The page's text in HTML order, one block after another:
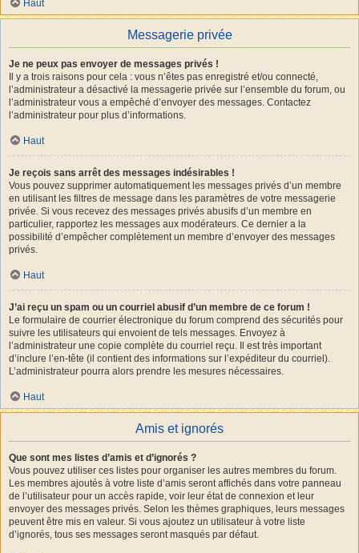
Haut
Messagerie privée
Je ne peux pas envoyer de messages privés !
Il y a trois raisons pour cela : vous n’êtes pas enregistré et/ou connecté,
l’administrateur a désactivé la messagerie privée sur l’ensemble du forum, ou
l’administrateur vous a empêché d’envoyer des messages. Contactez
l’administrateur pour plus d’informations.
Haut
Je reçois sans arrêt des messages indésirables !
Vous pouvez supprimer automatiquement les messages privés d’un membre
en utilisant les filtres de message dans les paramètres de votre messagerie
privée. Si vous recevez des messages privés abusifs d’un membre en
particulier, rapportez les messages aux modérateurs. Ce dernier a la
possibilité d’empêcher complètement un membre d’envoyer des messages
privés.
Haut
J’ai reçu un spam ou un courriel abusif d’un membre de ce forum !
Le formulaire de courrier électronique du forum comprend des sécurités pour
suivre les utilisateurs qui envoient de tels messages. Envoyez à
l’administrateur une copie complète du courriel reçu. Il est très important
d’inclure l’en-tête (il contient des informations sur l’expéditeur du courriel).
L’administrateur pourra alors prendre les mesures nécessaires.
Haut
Amis et ignorés
Que sont mes listes d’amis et d’ignorés ?
Vous pouvez utiliser ces listes pour organiser les autres membres du forum.
Les membres ajoutés à votre liste d’amis seront affichés dans votre panneau
de l’utilisateur pour un accès rapide, voir leur état de connexion et leur
envoyer des messages privés. Selon les thèmes graphiques, leurs messages
peuvent être mis en valeur. Si vous ajoutez un utilisateur à votre liste
d’ignorés, tous ses messages seront masqués par défaut.